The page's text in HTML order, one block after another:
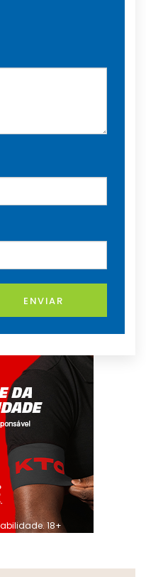
ENVIAR
18+